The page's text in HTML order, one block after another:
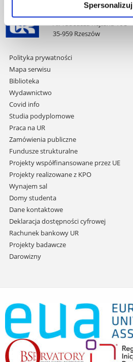
Spersonalizuj
Uniwersytet Rzeszowski
Al. Tadeusza Rejtana 16C
35-959 Rzeszów
Pomiń
nawigację
i
przejdź
do
treści
Polityka prywatności
Mapa serwisu
Biblioteka
Wydawnictwo
Covid info
Studia podyplomowe
Praca na UR
Zamówienia publiczne
Fundusze strukturalne
Projekty współfinansowane przez UE
Projekty realizowane z KPO
Wynajem sal
Domy studenta
Dane kontaktowe
Deklaracja dostępności cyfrowej
Rachunek bankowy UR
Projekty badawcze
Darowizny